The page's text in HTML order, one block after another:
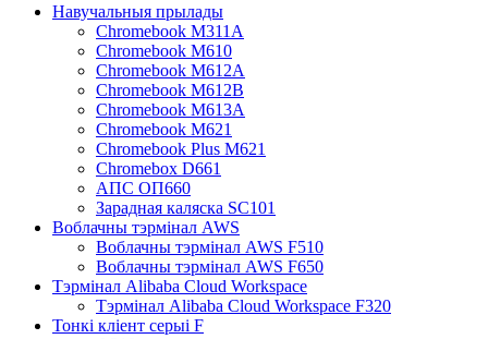
Навучальныя прылады
Chromebook M311A
Chromebook M610
Chromebook M612A
Chromebook M612B
Chromebook M613A
Chromebook M621
Chromebook Plus M621
Chromebox D661
АПС ОП660
Зарадная каляска SC101
Воблачны тэрмінал AWS
Воблачны тэрмінал AWS F510
Воблачны тэрмінал AWS F650
Тэрмінал Alibaba Cloud Workspace
Тэрмінал Alibaba Cloud Workspace F320
Тонкі кліент серыі F